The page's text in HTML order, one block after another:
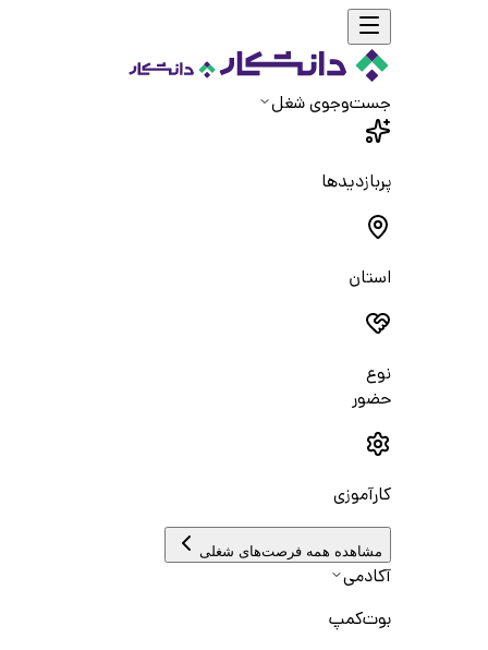
جست‌و‌جوی شغل
پربازدیدها
استان
نوع
حضور
کارآموزی
مشاهده همه فرصت‌های شغلی
آکادمی
بوت‌کمپ